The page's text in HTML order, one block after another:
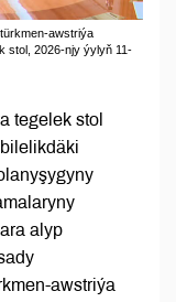
awstriýa
stol, 2026-njy ýylyň 11-
tegelek stol
alyp
awstriýa